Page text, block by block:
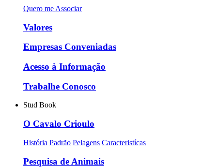
Quero me Associar
Valores
Empresas Conveniadas
Acesso à Informação
Trabalhe Conosco
Stud Book
O Cavalo Crioulo
História Padrão Pelagens Caracteristícas
Pesquisa de Animais